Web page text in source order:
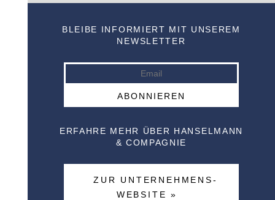
BLEIBE INFORMIERT MIT UNSEREM
NEWSLETTER
ERFAHRE MEHR ÜBER HANSELMANN
& COMPAGNIE
ZUR UNTERNEHMENS-
WEBSITE »